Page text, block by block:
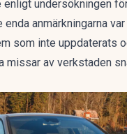
enligt undersökningen
anmärkningarna
som inte uppdaterats
missar av verkstaden